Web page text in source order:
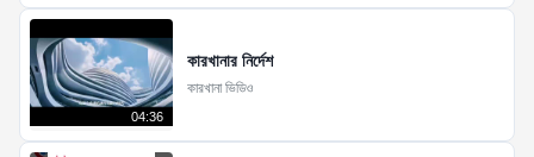
04:36
কারখানার নির্দেশ
কারখানা ভিডিও